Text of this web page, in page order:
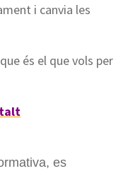
i canvia les
és el que vols per
es